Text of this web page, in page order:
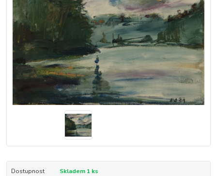
Dostupnost Skladem 1 ks